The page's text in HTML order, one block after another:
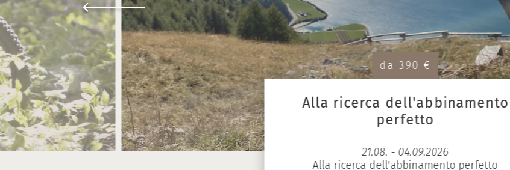
Alla ricerca dell'abbinamento
perfetto
21.08. - 04.09.2026
Alla ricerca dell'abbinamento perfetto
da 390 €